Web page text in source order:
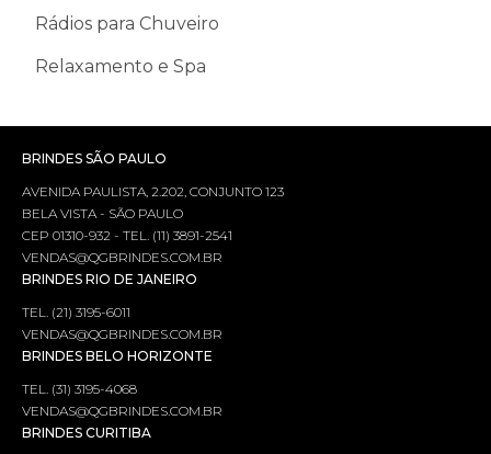
Rádios para Chuveiro
Relaxamento e Spa
BRINDES SÃO PAULO
AVENIDA PAULISTA, 2.202, CONJUNTO 123
BELA VISTA - SÃO PAULO
CEP 01310-932 - TEL. (11) 3891-2541
VENDAS@QGBRINDES.COM.BR
BRINDES RIO DE JANEIRO
TEL. (21) 3195-6011
VENDAS@QGBRINDES.COM.BR
BRINDES BELO HORIZONTE
TEL. (31) 3195-4068
VENDAS@QGBRINDES.COM.BR
BRINDES CURITIBA